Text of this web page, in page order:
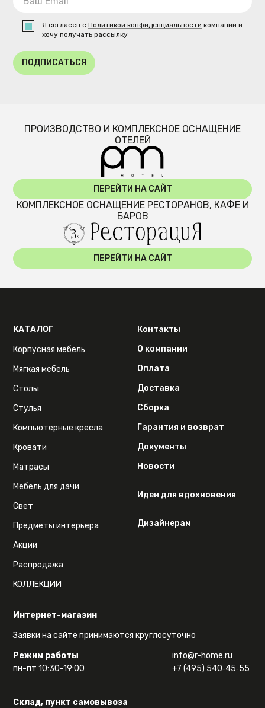
Я согласен сПолитикой конфиденциальности компании и
хочу получать рассылку
ПОДПИСАТЬСЯ
ПРОИЗВОДСТВО И КОМПЛЕКСНОЕ ОСНАЩЕНИЕ
ОТЕЛЕЙ
ПЕРЕЙТИ НА САЙТ
КОМПЛЕКСНОЕ ОСНАЩЕНИЕ РЕСТОРАНОВ, КАФЕ И
БАРОВ
ПЕРЕЙТИ НА САЙТ
Интернет-магазин
Заявки на сайте принимаются круглосуточно
Режим работы
пн-пт 10:30-19:00
info@r-home.ru
+7 (495) 540‑45‑55
Склад, пункт самовывоза
КАТАЛОГ
Корпусная мебель
Мягкая мебель
Столы
Стулья
Компьютерные кресла
Кровати
Матрасы
Мебель для дачи
Свет
Предметы интерьера
Акции
Распродажа
КОЛЛЕКЦИИ
Контакты
О компании
Оплата
Доставка
Сборка
Гарантия и возврат
Документы
Новости
Идеи для вдохновения
Дизайнерам